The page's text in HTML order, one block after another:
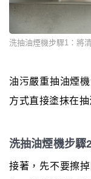
洗抽油煙機步驟1：將
油污嚴重抽油煙
方式直接塗抹在抽
洗抽油煙機步驟
接著，先不要擦